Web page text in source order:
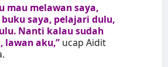
mau melawan saya,
saya, pelajari dulu,
Nanti kalau sudah
lawan aku,”ucap Aidit